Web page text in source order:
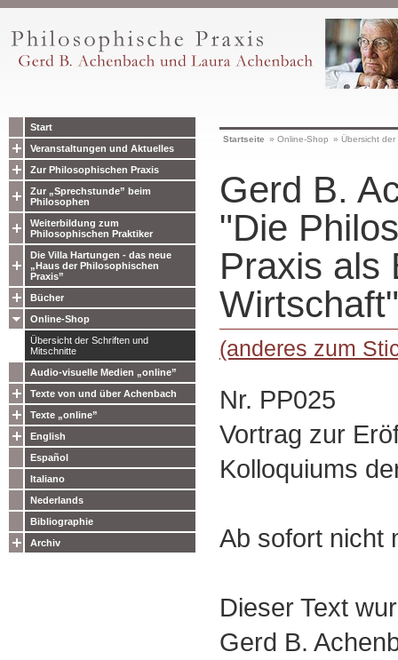
Start
Veranstaltungen und Aktuelles
Zur Philosophischen Praxis
Zur „Sprechstunde” beim
Philosophen
Weiterbildung zum
Philosophischen Praktiker
Die Villa Hartungen - das neue
„Haus der Philosophischen
Praxis”
Bücher
Online-Shop
Übersicht der Schriften und
Mitschnitte
Audio-visuelle Medien „online”
Texte von und über Achenbach
Texte „online”
English
Español
Italiano
Nederlands
Bibliographie
Archiv
Startseite » Online-Shop » Übersicht
Gerd B.
"Die
Praxis als
Wirtschaft"
(anderes zum
Nr. PP025
Vortrag zur
Kolloquiums
Ab sofort nicht
Dieser Text
Gerd B.